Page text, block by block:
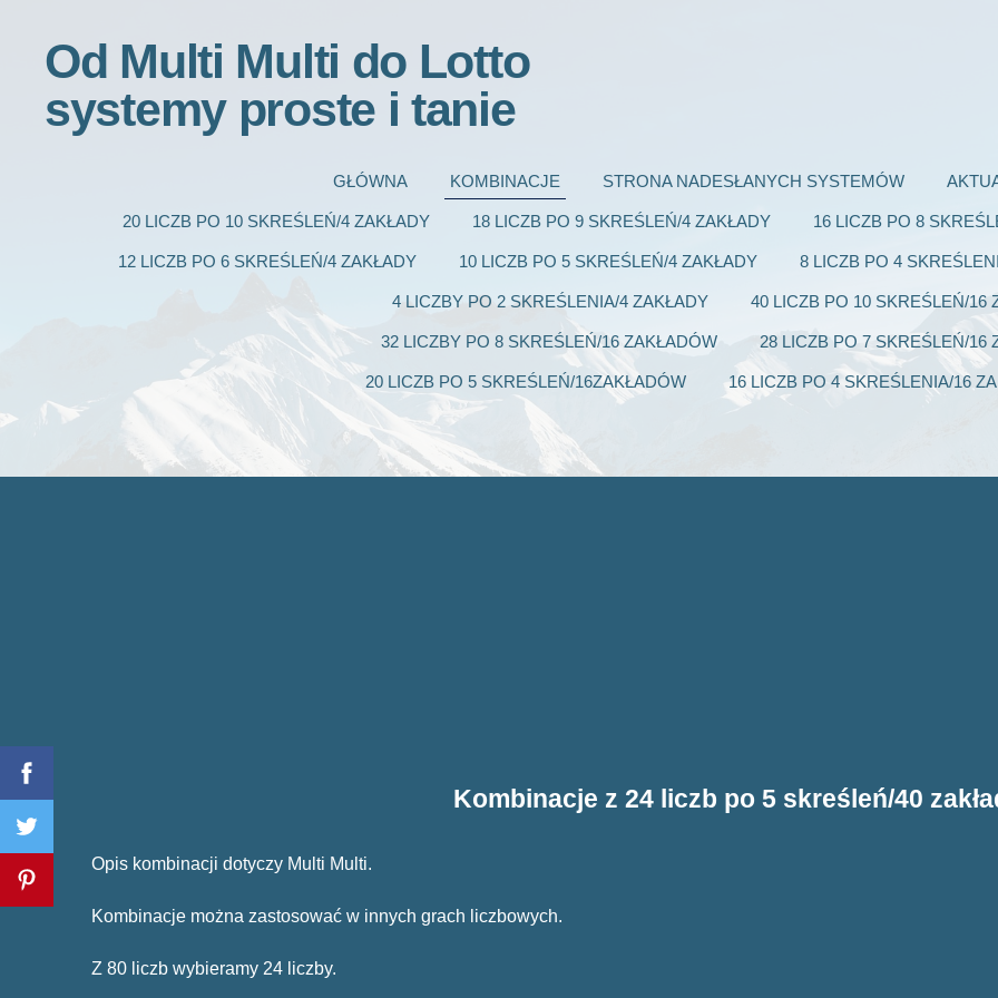
Od Multi Multi do Lotto
systemy proste i tanie
GŁÓWNA KOMBINACJE STRONA NADESŁANYCH SYSTEMÓW
20 LICZB PO 10 SKREŚLEŃ/4 ZAKŁADY 18 LICZB PO 9 SKREŚLEŃ/4 ZAKŁADY 16 LICZB PO 8
12 LICZB PO 6 SKREŚLEŃ/4 ZAKŁADY 10 LICZB PO 5 SKREŚLEŃ/4 ZAKŁADY 8 LICZB PO 4
4 LICZBY PO 2 SKREŚLENIA/4 ZAKŁADY 40 LICZB PO 10 SKREŚLEŃ/16
32 LICZBY PO 8 SKREŚLEŃ/16 ZAKŁADÓW 28 LICZB PO 7 SKREŚLEŃ/16
20 LICZB PO 5 SKREŚLEŃ/16ZAKŁADÓW 16 LICZB PO 4 SKREŚLENIA/16
Kombinacje z 24 liczb po 5 skreśleń/40
Opis kombinacji dotyczy Multi Multi.
Kombinacje można zastosować w innych grach liczbowych.
Z 80 liczb wybieramy 24 liczby.